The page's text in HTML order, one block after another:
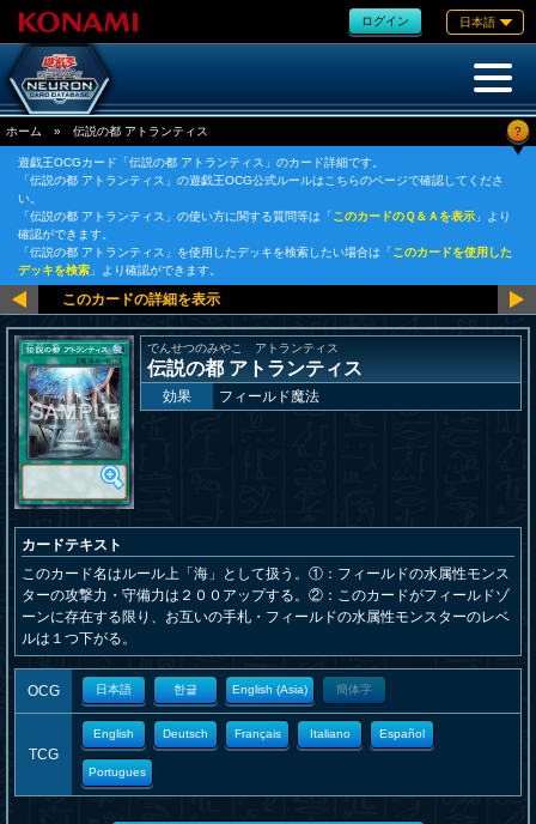
ログイン 日本語
ホーム » 伝説の都 アトランティス ?
遊戯王OCGカード「伝説の都 アトランティス」のカード詳細です。
「伝説の都 アトランティス」の遊戯王OCG公式ルールはこちらのページで確認してくださ
い。
「伝説の都 アトランティス」の使い方に関する質問等は「このカードのＱ＆Ａを表示 」より
確認ができます。
「伝説の都 アトランティス」を使用したデッキを検索したい場合は「このカードを使用した
デッキを検索 」より確認ができます。
でんせつのみやこ アトランティス
伝説の都 アトランティス
効果 フィールド魔法
カードテキスト
このカード名はルール上「海」として扱う。①：フィールドの水属性モンス
ターの攻撃力・守備力は２００アップする。②：このカードがフィールドゾ
ーンに存在する限り、お互いの手札・フィールドの水属性モンスターのレベ
ルは１つ下がる。
OCG 日本語 한글 English (Asia) 簡体字
TCG
English Deutsch Français Italiano Español
Portugues